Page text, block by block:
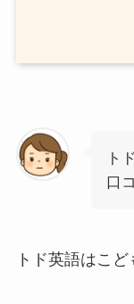
ト
口
トド英語はこ